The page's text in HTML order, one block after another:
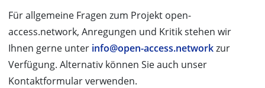
Für allgemeine Fragen zum Projekt open-
access.network, Anregungen und Kritik stehen wir
Ihnen gerne unter info@open-access.networkzur
Verfügung. Alternativ können Sie auch unser
Kontaktformular verwenden.